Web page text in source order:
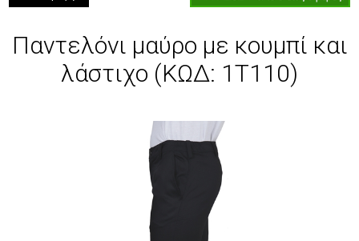
Παντελόνι μαύρο με κουμπί και
λάστιχο (ΚΩΔ: 1T110)